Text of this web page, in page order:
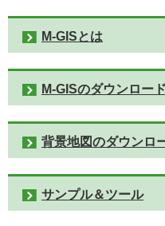
M-GISとは
M-GISのダウンロード
背景地図のダウンロ
サンプル＆ツール